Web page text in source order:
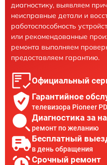
диагностику, выявляем
неисправные детали и
работоспособность
или рекомендованные
ремонта выполняем
предоставляем гарантию.
Официальный
Гарантийное
телевизора Pioneer
Диагностика за
ремонт по желанию
Бесплатный
в день обращения
Срочный ремонт